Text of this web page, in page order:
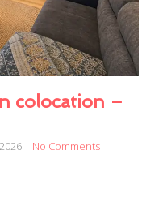
colocation –
| No Comments